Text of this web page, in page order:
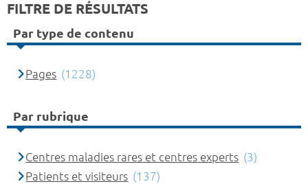
FILTRE DE RÉSULTATS
Par type de contenu
Pages (1228)
Par rubrique
Centres maladies rares et centres experts (3)
Patients et visiteurs (137)